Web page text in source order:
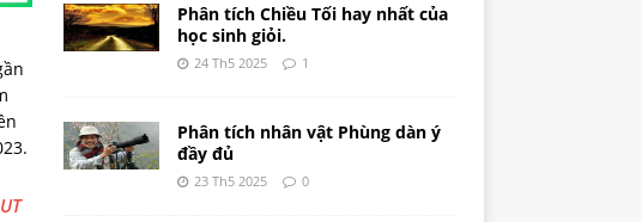
Phân tích Chiều Tối hay nhất của
học sinh giỏi.
24 Th5 2025 1
Phân tích nhân vật Phùng dàn ý
đầy đủ
23 Th5 2025 0